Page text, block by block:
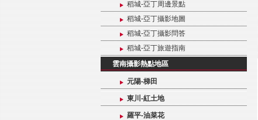
稻城-亞丁周邊景點
稻城-亞丁攝影地圖
稻城-亞丁攝影問答
稻城-亞丁旅遊指南
雲南攝影熱點地區
元陽-梯田
東川-紅土地
羅平-油菜花